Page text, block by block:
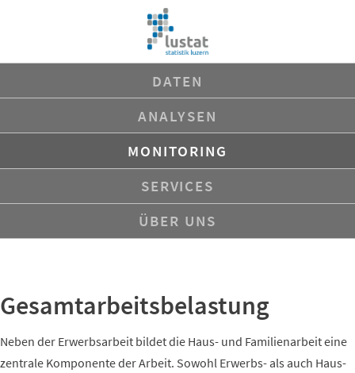
DATEN
ANALYSEN
MONITORING
SERVICES
ÜBER UNS
Gesamtarbeitsbelastung
Neben der Erwerbsarbeit bildet die Haus- und Familienarbeit eine
zentrale Komponente der Arbeit. Sowohl Erwerbs- als auch Haus-